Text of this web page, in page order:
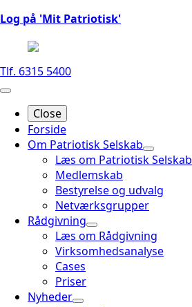
Log på 'Mit Patriotisk'
Tlf. 6315 5400
Close
Forside
Om Patriotisk Selskab
Læs om Patriotisk Selskab
Medlemskab
Bestyrelse og udvalg
Netværksgrupper
Rådgivning
Læs om Rådgivning
Virksomhedsanalyse
Cases
Priser
Nyheder